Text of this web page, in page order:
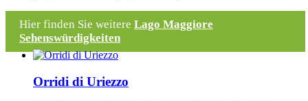
Hier finden Sie weitere Lago Maggiore
Sehenswürdigkeiten
Orridi di Uriezzo